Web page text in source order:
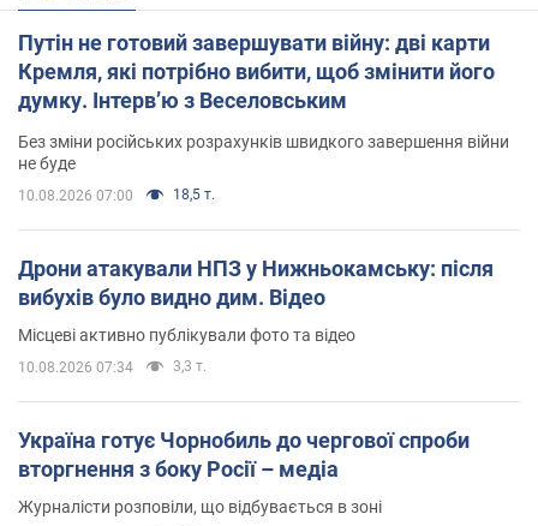
Путін не готовий завершувати війну: дві карти
Кремля, які потрібно вибити, щоб змінити його
думку. Інтерв’ю з Веселовським
Без зміни російських розрахунків швидкого завершення війни
не буде
10.08.2026 07:00 18,5 т.
Дрони атакували НПЗ у Нижньокамську: після
вибухів було видно дим. Відео
Місцеві активно публікували фото та відео
10.08.2026 07:34 3,3 т.
Україна готує Чорнобиль до чергової спроби
вторгнення з боку Росії – медіа
Журналісти розповіли, що відбувається в зоні